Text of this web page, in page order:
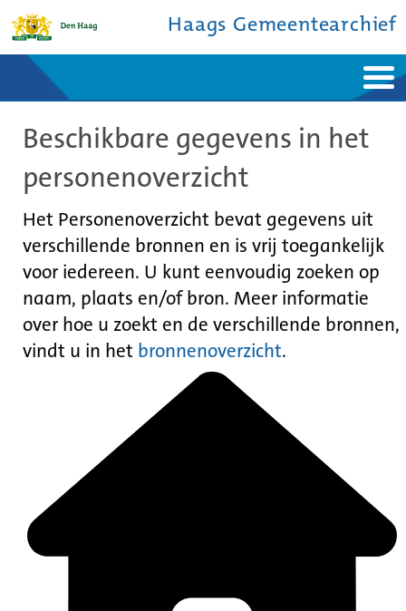
Haags Gemeentearchief
Ontdek de stad
De studiezaal
Bronnen en collecties
Contact
Beschikbare gegevens in het
personenoverzicht
Het Personenoverzicht bevat gegevens uit
verschillende bronnen en is vrij toegankelijk
voor iedereen. U kunt eenvoudig zoeken op
naam, plaats en/of bron. Meer informatie
over hoe u zoekt en de verschillende bronnen,
vindt u in het bronnenoverzicht.